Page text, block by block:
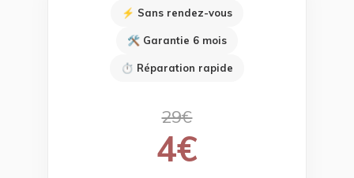
⚡ Sans rendez-vous
🛠 Garantie 6 mois
⏱ Réparation rapide
29€
4€